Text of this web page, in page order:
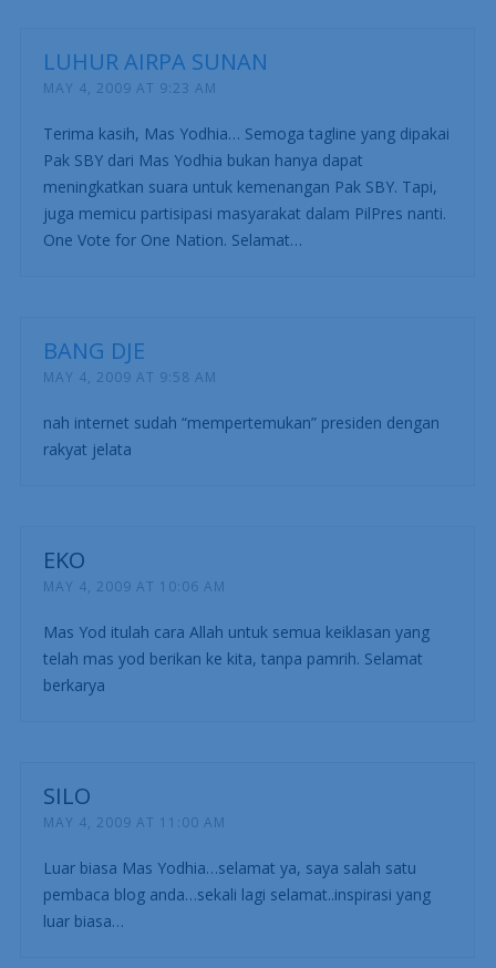
LUHUR AIRPA SUNAN
MAY 4, 2009 AT 9:23 AM
Terima kasih, Mas Yodhia… Semoga tagline yang dipakai
Pak SBY dari Mas Yodhia bukan hanya dapat
meningkatkan suara untuk kemenangan Pak SBY. Tapi,
juga memicu partisipasi masyarakat dalam PilPres nanti.
One Vote for One Nation. Selamat…
BANG DJE
MAY 4, 2009 AT 9:58 AM
nah internet sudah “mempertemukan” presiden dengan
rakyat jelata
EKO
MAY 4, 2009 AT 10:06 AM
Mas Yod itulah cara Allah untuk semua keiklasan yang
telah mas yod berikan ke kita, tanpa pamrih. Selamat
berkarya
SILO
MAY 4, 2009 AT 11:00 AM
Luar biasa Mas Yodhia…selamat ya, saya salah satu
pembaca blog anda…sekali lagi selamat..inspirasi yang
luar biasa…